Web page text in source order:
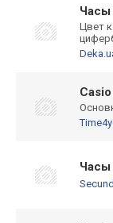
Часы
Цвет
Часы